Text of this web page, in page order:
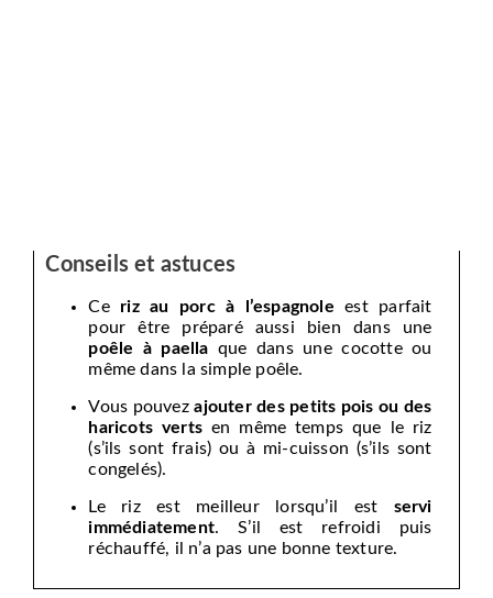
Conseils et astuces
Ce riz au porc à l’espagnole est parfait
pour être préparé aussi bien dans une
poêle à paella que dans une cocotte ou
même dans la simple poêle.
Vous pouvezajouter des petits pois ou des
haricots verts en même temps que le riz
(s’ils sont frais) ou à mi-cuisson (s’ils sont
congelés).
Le riz est meilleur lorsqu’il est servi
immédiatement. S’il est refroidi puis
réchauffé, il n’a pas une bonne texture.